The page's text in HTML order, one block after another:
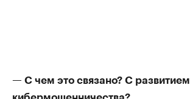
— С чем это связано? С развитием